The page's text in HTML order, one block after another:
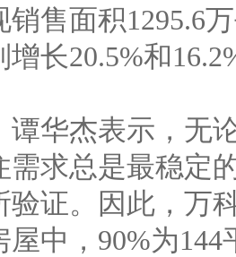
销售面积1295.6
增长20.5%和
杰表示，无论
需求总是最稳定
验证。因此，万
屋中，90%为